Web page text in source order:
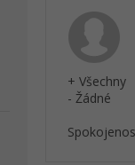
+ Všechny
- Žádné